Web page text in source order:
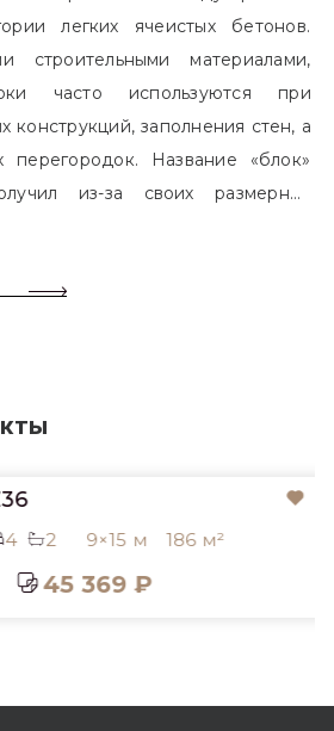
легких ячеистых бетонов.
строительными материалами,
конструкций, заполнения стен, а
перегородок. Название «блок»
из-за своих размерных
Размер блоков различен
9×15 м 186 м²
369 ₽